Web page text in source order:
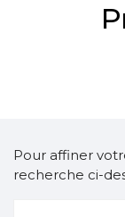
Pour affiner
recherche ci-